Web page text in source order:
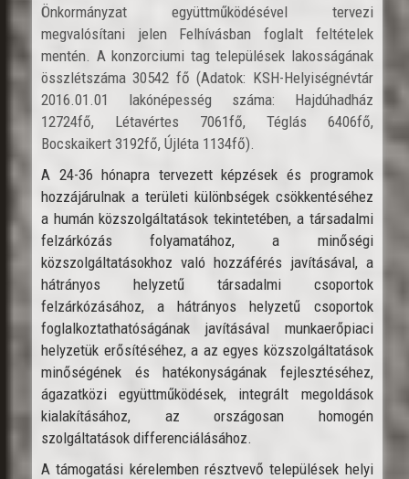
Önkormányzat együttműködésével tervezi
megvalósítani jelen Felhívásban foglalt feltételek
mentén. A konzorciumi tag települések lakosságának
összlétszáma 30542 fő (Adatok: KSH-Helyiségnévtár
2016.01.01 lakónépesség száma: Hajdúhadház
12724fő, Létavértes 7061fő, Téglás 6406fő,
Bocskaikert 3192fő, Újléta 1134fő).
A 24-36 hónapra tervezett képzések és programok
hozzájárulnak a területi különbségek csökkentéséhez
a humán közszolgáltatások tekintetében, a társadalmi
felzárkózás folyamatához, a minőségi
közszolgáltatásokhoz való hozzáférés javításával, a
hátrányos helyzetű társadalmi csoportok
felzárkózásához, a hátrányos helyzetű csoportok
foglalkoztathatóságának javításával munkaerőpiaci
helyzetük erősítéséhez, a az egyes közszolgáltatások
minőségének és hatékonyságának fejlesztéséhez,
ágazatközi együttműködések, integrált megoldások
kialakításához, az országosan homogén
szolgáltatások differenciálásához.
A támogatási kérelemben résztvevő települések helyi